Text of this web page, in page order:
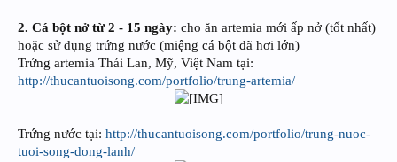
2. Cá bột nở từ 2 - 15 ngày: cho ăn artemia mới ấp nở (tốt nhất)
hoặc sử dụng trứng nước (miệng cá bột đã hơi lớn)
Trứng artemia Thái Lan, Mỹ, Việt Nam tại:
http://thucantuoisong.com/portfolio/trung-artemia/
Trứng nước tại: http://thucantuoisong.com/portfolio/trung-nuoc-
tuoi-song-dong-lanh/